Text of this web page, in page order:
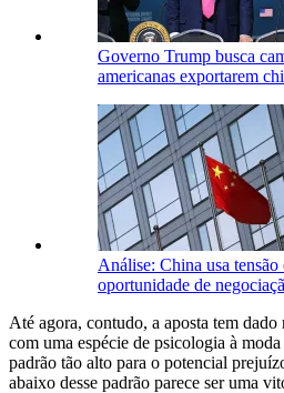
Governo Trump busca
americanas exportarem
Análise: China usa
oportunidade de
Até agora, contudo, a aposta tem
com uma espécie de psicologia à
padrão tão alto para o potencial
abaixo desse padrão parece ser uma